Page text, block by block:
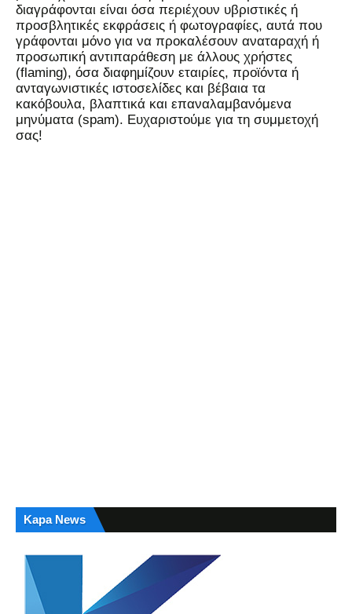
διαγράφονται είναι όσα περιέχουν υβριστικές ή
προσβλητικές εκφράσεις ή φωτογραφίες, αυτά που
γράφονται μόνο για να προκαλέσουν αναταραχή ή
προσωπική αντιπαράθεση με άλλους χρήστες
(flaming), όσα διαφημίζουν εταιρίες, προϊόντα ή
ανταγωνιστικές ιστοσελίδες και βέβαια τα
κακόβουλα, βλαπτικά και επαναλαμβανόμενα
μηνύματα (spam). Ευχαριστούμε για τη συμμετοχή
σας!
Kapa News